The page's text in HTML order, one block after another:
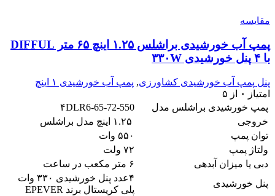
مقایسه
پمپ آب خورشیدی براشلس ۱.۲۵ اینچ ۶۵ متر DIFFUL
با ۴ پنل خورشیدی ۳۳۰W
پنل پمپ آب خورشیدی کشاورزی, پمپ آب خورشیدی ۱ اینچ
امتیاز
۰
از ۵
پمپ خورشیدی براشلس مدل
۴DLR6-65-72-550
خروجی
توان پمپ
۵۵۰ وات
ولتاژ پمپ
۷۲ ولت
دبی یا میزان آبدهی
۶ متر مکعب در ساعت
پنل خورشیدی
۴عدد پنل خورشیدی ۳۳۰ وات
پلی کریستال برند EPEVER